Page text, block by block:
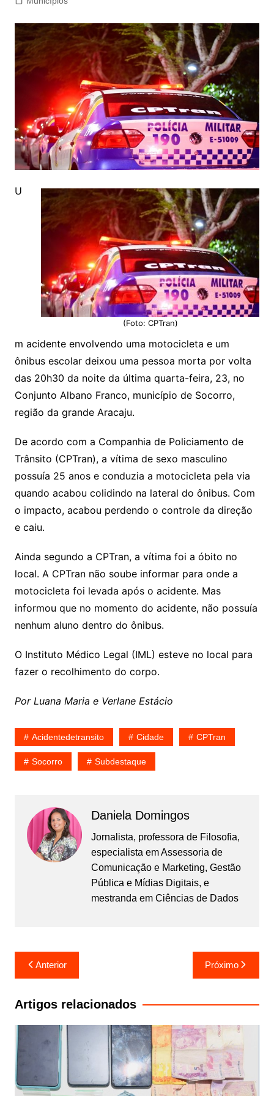
(Foto: CPTran)
U
m acidente envolvendo uma motocicleta e um
ônibus escolar deixou uma pessoa morta por volta
das 20h30 da noite da última quarta-feira, 23, no
Conjunto Albano Franco, município de Socorro,
região da grande Aracaju.
De acordo com a Companhia de Policiamento de
Trânsito (CPTran), a vítima de sexo masculino
possuía 25 anos e conduzia a motocicleta pela via
quando acabou colidindo na lateral do ônibus. Com
o impacto, acabou perdendo o controle da direção
e caiu.
Ainda segundo a CPTran, a vítima foi a óbito no
local. A CPTran não soube informar para onde a
motocicleta foi levada após o acidente. Mas
informou que no momento do acidente, não possuía
nenhum aluno dentro do ônibus.
O Instituto Médico Legal (IML) esteve no local para
fazer o recolhimento do corpo.
Por Luana Maria e Verlane Estácio
Acidentedetransito Cidade CPTran
Socorro Subdestaque
Daniela Domingos
Jornalista, professora de Filosofia,
especialista em Assessoria de
Comunicação e Marketing, Gestão
Pública e Mídias Digitais, e
mestranda em Ciências de Dados
Navegação
de
Post
Anterior Próximo
Artigos relacionados